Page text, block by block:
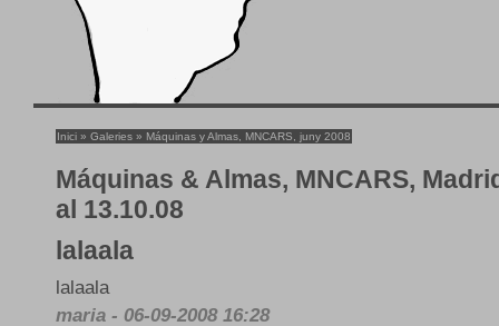
Inici » Galeries » Máquinas y Almas, MNCARS, juny 2008
Máquinas & Almas, MNCARS,
al 13.10.08
lalaala
lalaala
maria - 06-09-2008 16:28